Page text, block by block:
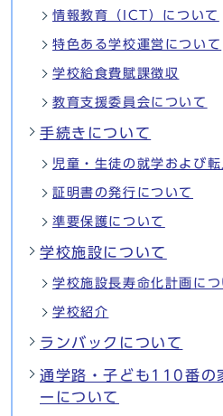
情報教育（ICT）について
特色ある学校運営について
学校給食費賦課徴収
教育支援委員会について
手続きについて
児童・生徒の就学および
証明書の発行について
準要保護について
学校施設について
学校施設長寿命化計画につ
学校紹介
ランバックについて
通学路・子ども110番の
ーについて